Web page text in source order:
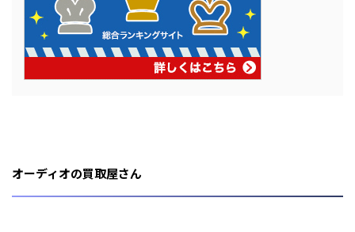
オーディオの買取屋さん